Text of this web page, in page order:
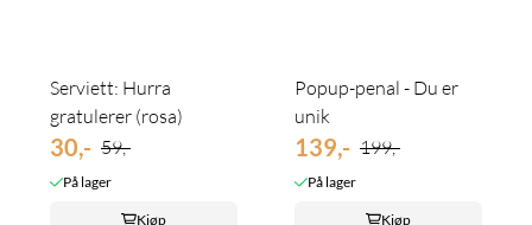
Serviett: Hurra
gratulerer (rosa)
30,- 59,-
På lager
Kjøp
Popup-penal - Du er
unik
139,- 199,-
På lager
Kjøp